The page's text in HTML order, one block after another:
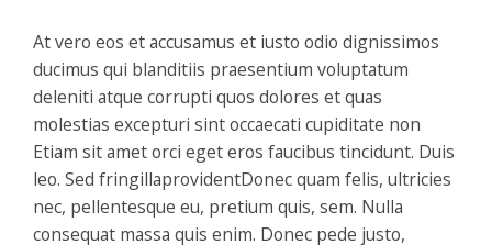
At vero eos et accusamus et iusto odio dignissimos
ducimus qui blanditiis praesentium voluptatum
deleniti atque corrupti quos dolores et quas
molestias excepturi sint occaecati cupiditate non
Etiam sit amet orci eget eros faucibus tincidunt. Duis
leo. Sed fringillaprovidentDonec quam felis, ultricies
nec, pellentesque eu, pretium quis, sem. Nulla
consequat massa quis enim. Donec pede justo,